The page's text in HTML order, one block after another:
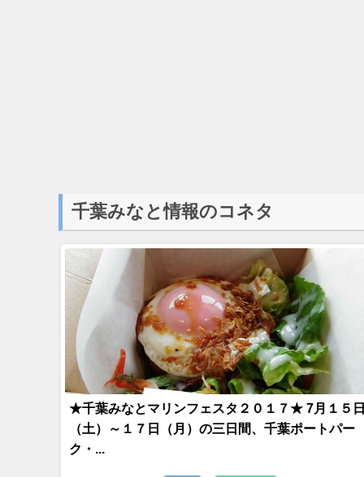
千葉みなと情報のコネタ
★千葉みなとマリンフェスタ２０１７★ 7月１５
（土）～１７日（月）の三日間、千葉ポートパー
ク・...